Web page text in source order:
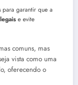
para garantir que a
e evite
comuns, mas
vista como uma
oferecendo o